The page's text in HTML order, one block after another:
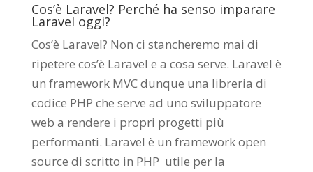
Cos’è Laravel? Perché ha senso imparare
Laravel oggi?
Cos’è Laravel? Non ci stancheremo mai di
ripetere cos’è Laravel e a cosa serve. Laravel è
un framework MVC dunque una libreria di
codice PHP che serve ad uno sviluppatore
web a rendere i propri progetti più
performanti. Laravel è un framework open
source di scritto in PHP utile per la